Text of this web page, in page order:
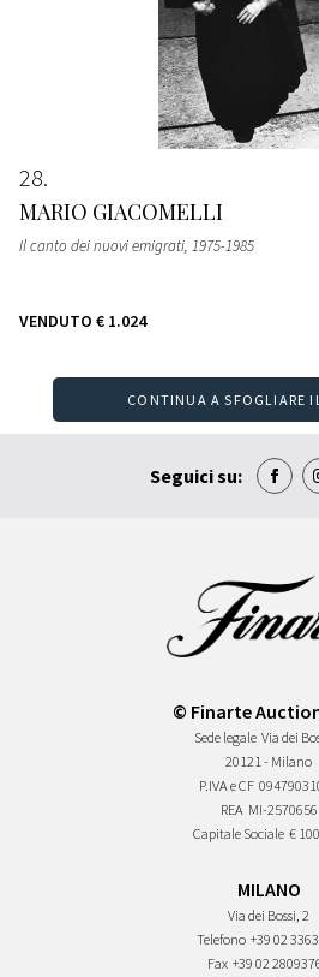
28
MARIO GIACOMELLI
Il canto dei nuovi emigrati, 1975-1985
VENDUTO € 1.024
CONTINUA A SFOGLIARE
Seguici su:
© Finarte
Sede legale Via dei
20121 - Milano
P.IVA e CF
REA MI-2570656
Capitale Sociale €
MILANO
Via dei Bossi, 2
Telefono +39 02
Fax +39 02